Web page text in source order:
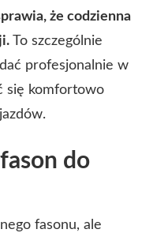
że codzienna
To szczególnie
profesjonalnie w
się komfortowo
do
fasonu, ale